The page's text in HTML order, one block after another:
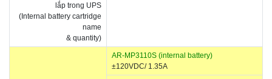
lắp trong UPS
(Internal battery cartridge
name
& quantity)
​AR-MP3110S (internal battery)
±120VDC/ 1.35A